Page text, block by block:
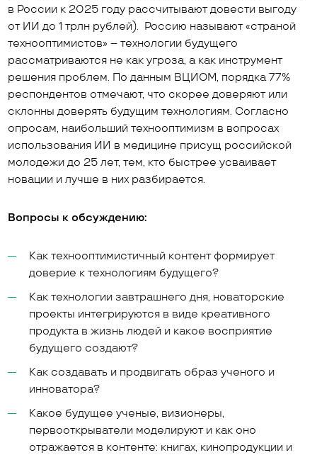
в России к 2025 году рассчитывают довести выгоду
от ИИ до 1 трлн рублей). Россию называют «страной
технооптимистов» – технологии будущего
рассматриваются не как угроза, а как инструмент
решения проблем. По данным ВЦИОМ, порядка 77%
респондентов отмечают, что скорее доверяют или
склонны доверять будущим технологиям. Согласно
опросам, наибольший технооптимизм в вопросах
использования ИИ в медицине присущ российской
молодежи до 25 лет, тем, кто быстрее усваивает
новации и лучше в них разбирается.
Вопросы к обсуждению:
Как технооптимистичный контент формирует
доверие к технологиям будущего?
Как технологии завтрашнего дня, новаторские
проекты интегрируются в виде креативного
продукта в жизнь людей и какое восприятие
будущего создают?
Как создавать и продвигать образ ученого и
инноватора?
Какое будущее ученые, визионеры,
первооткрыватели моделируют и как оно
отражается в контенте: книгах, кинопродукции и